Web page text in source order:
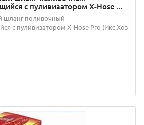
с пуливизатором X-Hose ...
шланг поливочный
с пуливизатором X-Hose Pro (Икс Хоз